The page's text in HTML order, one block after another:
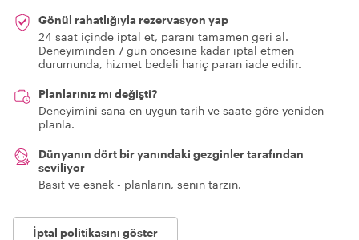
Gönül rahatlığıyla rezervasyon yap
24 saat içinde iptal et, paranı tamamen geri al.
Deneyiminden 7 gün öncesine kadar iptal etmen
durumunda, hizmet bedeli hariç paran iade edilir.
Planlarınız mı değişti?
Deneyimini sana en uygun tarih ve saate göre yeniden
planla.
Dünyanın dört bir yanındaki gezginler tarafından
seviliyor
Basit ve esnek - planların, senin tarzın.
İptal politikasını göster